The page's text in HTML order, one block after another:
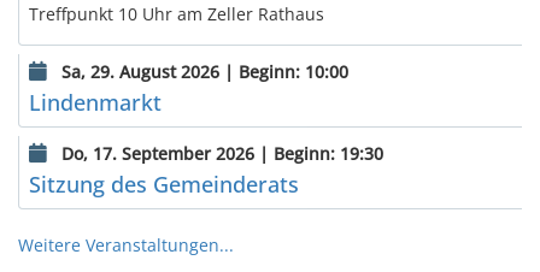
Treffpunkt 10 Uhr am Zeller Rathaus
Sa, 29. August 2026 | Beginn: 10:00
Lindenmarkt
Do, 17. September 2026 | Beginn: 19:30
Sitzung des Gemeinderats
Weitere Veranstaltungen...